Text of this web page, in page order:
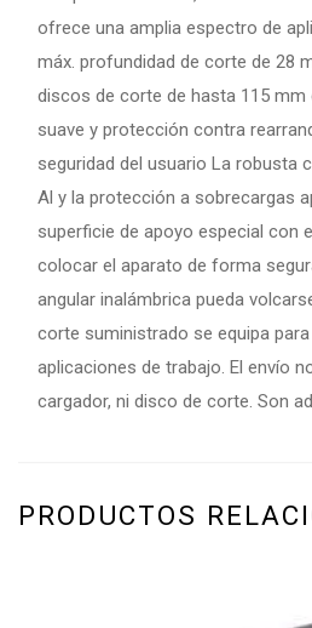
ofrece una amplia espectro de
máx. profundidad de corte de 28
discos de corte de hasta 115 mm
suave y protección contra
seguridad del usuario La robusta
Al y la protección a sobrecargas
superficie de apoyo especial con
colocar el aparato de forma
angular inalámbrica pueda
corte suministrado se equipa
aplicaciones de trabajo. El envío
cargador, ni disco de corte. Son
PRODUCTOS